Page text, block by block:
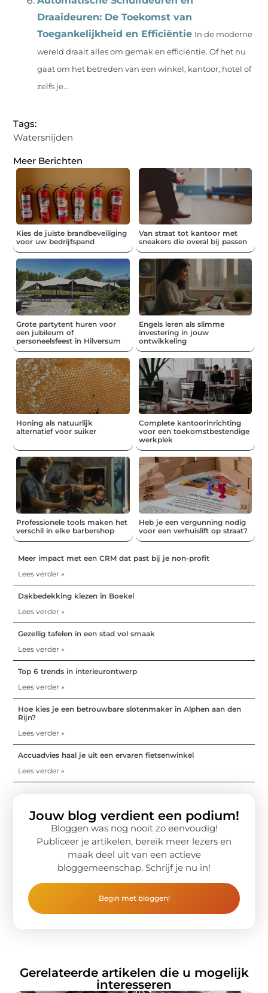
Draaideuren: De Toekomst van
Toegankelijkheid en Efficiëntie In de moderne
wereld draait alles om gemak en efficiëntie. Of het nu
gaat om het betreden van een winkel, kantoor, hotel of
zelfs je...
Tags:
Watersnijden
Meer Berichten
Kies de juiste brandbeveiliging
voor uw bedrijfspand
Van straat tot kantoor met
sneakers die overal bij passen
Grote partytent huren voor
een jubileum of
personeelsfeest in Hilversum
Engels leren als slimme
investering in jouw
ontwikkeling
Honing als natuurlijk
alternatief voor suiker
Complete kantoorinrichting
voor een toekomstbestendige
werkplek
Professionele tools maken het
verschil in elke barbershop
Heb je een vergunning nodig
voor een verhuislift op straat?
Meer impact met een CRM dat past bij je non-profit
Lees verder »
Dakbedekking kiezen in Boekel
Lees verder »
Gezellig tafelen in een stad vol smaak
Lees verder »
Top 6 trends in interieurontwerp
Lees verder »
Hoe kies je een betrouwbare slotenmaker in Alphen aan den
Rijn?
Lees verder »
Accuadvies haal je uit een ervaren fietsenwinkel
Lees verder »
Jouw blog verdient een podium!
Bloggen was nog nooit zo eenvoudig!
Publiceer je artikelen, bereik meer lezers en
maak deel uit van een actieve
bloggemeenschap. Schrijf je nu in!
Begin met bloggen!
Gerelateerde artikelen die u mogelijk
interesseren